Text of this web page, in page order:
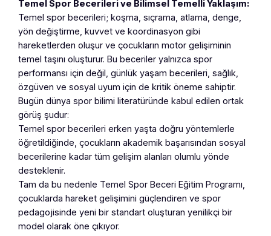
Temel Spor Becerileri ve Bilimsel Temelli Yaklaşım:
Temel spor becerileri; koşma, sıçrama, atlama, denge,
yön değiştirme, kuvvet ve koordinasyon gibi
hareketlerden oluşur ve çocukların motor gelişiminin
temel taşını oluşturur. Bu beceriler yalnızca spor
performansı için değil, günlük yaşam becerileri, sağlık,
özgüven ve sosyal uyum için de kritik öneme sahiptir.
Bugün dünya spor bilimi literatüründe kabul edilen ortak
görüş şudur:
Temel spor becerileri erken yaşta doğru yöntemlerle
öğretildiğinde, çocukların akademik başarısından sosyal
becerilerine kadar tüm gelişim alanları olumlu yönde
desteklenir.
Tam da bu nedenle Temel Spor Beceri Eğitim Programı,
çocuklarda hareket gelişimini güçlendiren ve spor
pedagojisinde yeni bir standart oluşturan yenilikçi bir
model olarak öne çıkıyor.